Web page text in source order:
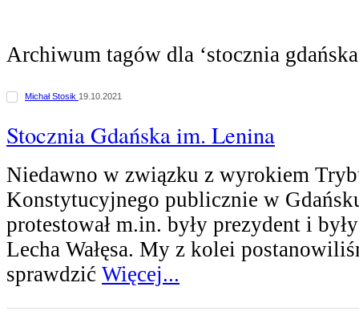
Archiwum tagów dla ‘stocznia
Michał Stosik 19.10.2021
Stocznia Gdańska im. Lenina
Niedawno w związku z wyrokiem
Konstytucyjnego publicznie w
protestował m.in. były prezydent i
Lecha Wałęsa. My z kolei
sprawdzić Więcej...